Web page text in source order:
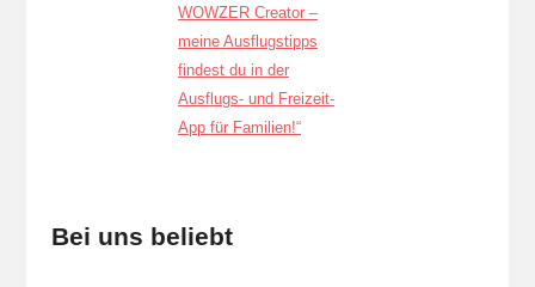
Bei uns beliebt